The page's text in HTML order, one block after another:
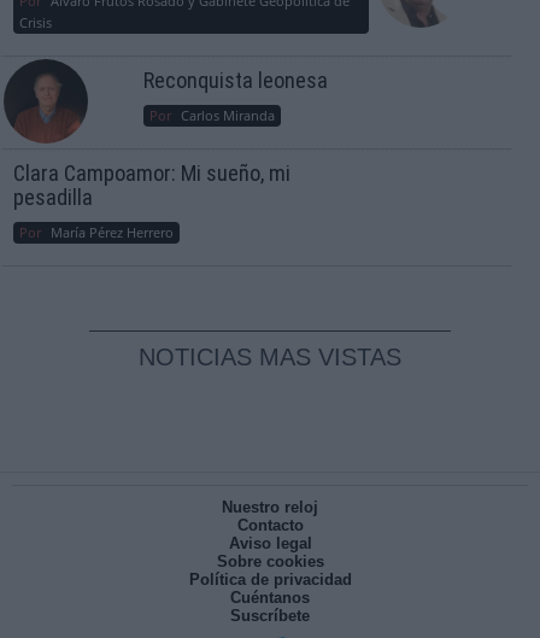
Crisis
Reconquista leonesa
Por Carlos Miranda
Clara Campoamor: Mi sueño, mi
pesadilla
Por María Pérez Herrero
NOTICIAS MAS VISTAS
Nuestro reloj
Contacto
Aviso legal
Sobre cookies
Política de privacidad
Cuéntanos
Suscríbete